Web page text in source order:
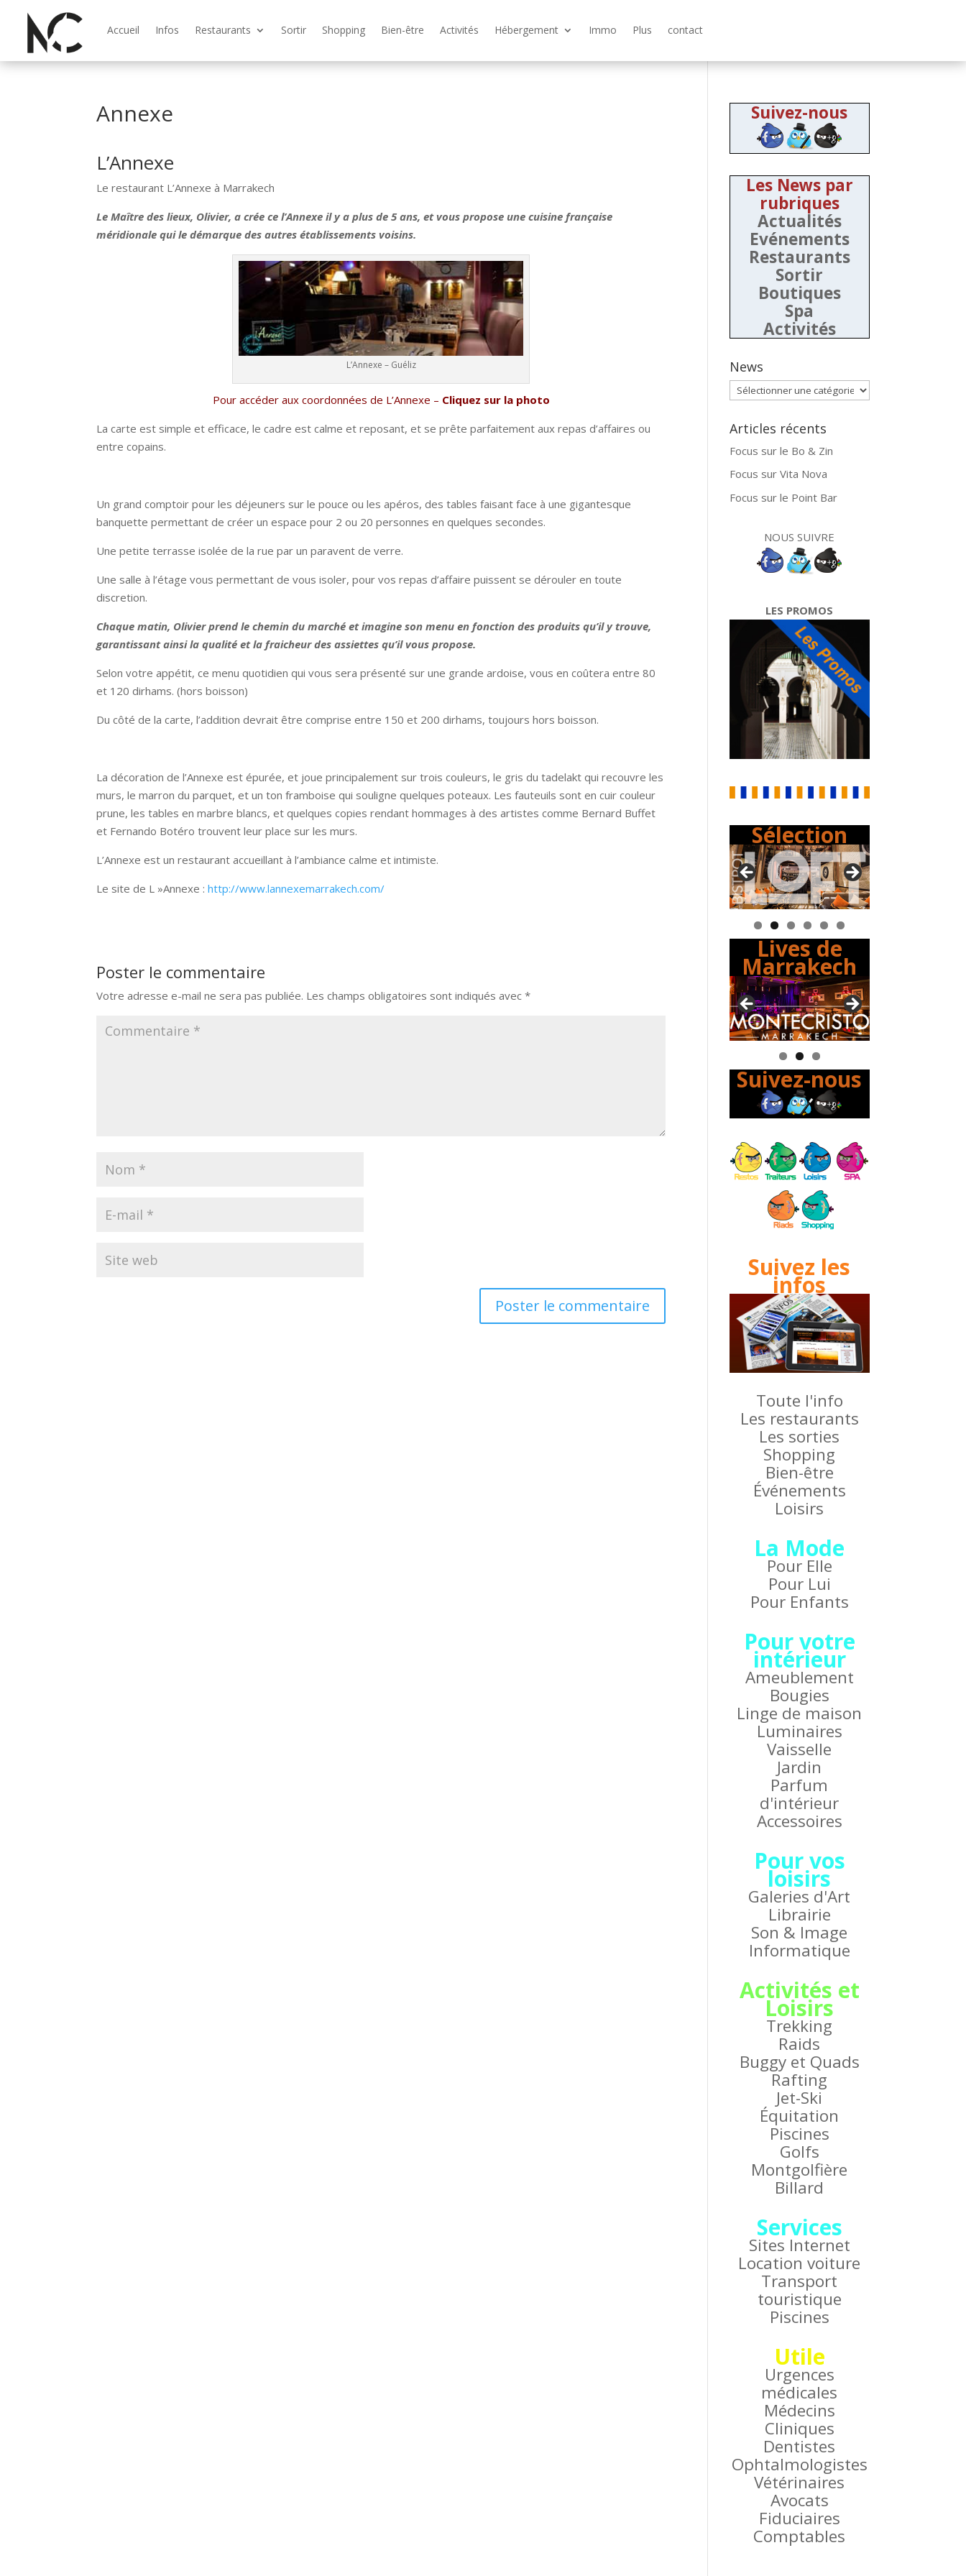
Accueil Infos Restaurants Sortir Shopping Bien-être Activités Hébergement Immo Plus contact
Annexe
L’Annexe
Le restaurant L’Annexe à Marrakech
Le Maître des lieux, Olivier, a crée ce l’Annexe il y a plus de 5 ans, et vous propose une cuisine française
méridionale qui le démarque des autres établissements voisins.
L’Annexe – Guéliz
Pour accéder aux coordonnées de L’Annexe – Cliquez sur la photo
La carte est simple et efficace, le cadre est calme et reposant, et se prête parfaitement aux repas d’affaires ou
entre copains.
Un grand comptoir pour les déjeuners sur le pouce ou les apéros, des tables faisant face à une gigantesque
banquette permettant de créer un espace pour 2 ou 20 personnes en quelques secondes.
Une petite terrasse isolée de la rue par un paravent de verre.
Une salle à l’étage vous permettant de vous isoler, pour vos repas d’affaire puissent se dérouler en toute
discretion.
Chaque matin, Olivier prend le chemin du marché et imagine son menu en fonction des produits qu’il y trouve,
garantissant ainsi la qualité et la fraicheur des assiettes qu’il vous propose.
Selon votre appétit, ce menu quotidien qui vous sera présenté sur une grande ardoise, vous en coûtera entre 80
et 120 dirhams. (hors boisson)
Du côté de la carte, l’addition devrait être comprise entre 150 et 200 dirhams, toujours hors boisson.
La décoration de l’Annexe est épurée, et joue principalement sur trois couleurs, le gris du tadelakt qui recouvre les
murs, le marron du parquet, et un ton framboise qui souligne quelques poteaux. Les fauteuils sont en cuir couleur
prune, les tables en marbre blancs, et quelques copies rendant hommages à des artistes comme Bernard Buffet
et Fernando Botéro trouvent leur place sur les murs.
L’Annexe est un restaurant accueillant à l’ambiance calme et intimiste.
Le site de L »Annexe :http://www.lannexemarrakech.com/
Poster le commentaire
Votre adresse e-mail ne sera pas publiée. Les champs obligatoires sont indiqués avec*
Suivez-nous
Les News par
rubriques
Actualités
Evénements
Restaurants
Sortir
Boutiques
Spa
Activités
News
News
Articles récents
Focus sur le Bo & Zin
Focus sur Vita Nova
Focus sur le Point Bar
NOUS SUIVRE
LES PROMOS
Sélection
Lives de
Marrakech
Suivez-nous
Suivez les
infos
Toute l'info
Les restaurants
Les sorties
Shopping
Bien-être
Événements
Loisirs
La Mode
Pour Elle
Pour Lui
Pour Enfants
Pour votre
intérieur
Ameublement
Bougies
Linge de maison
Luminaires
Vaisselle
Jardin
Parfum
d'intérieur
Accessoires
Pour vos
loisirs
Galeries d'Art
Librairie
Son & Image
Informatique
Activités et
Loisirs
Trekking
Raids
Buggy et Quads
Rafting
Jet-Ski
Équitation
Piscines
Golfs
Montgolfière
Billard
Services
Sites Internet
Location voiture
Transport
touristique
Piscines
Utile
Urgences
médicales
Médecins
Cliniques
Dentistes
Ophtalmologistes
Vétérinaires
Avocats
Fiduciaires
Comptables